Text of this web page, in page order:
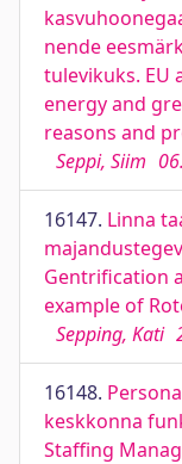
nende
tulevikuks. EU
energy and
reasons and
Seppi, Siim
16147. Linna
Gentrification
example of
Sepping, Kati
16148.
keskkonna
Staffing